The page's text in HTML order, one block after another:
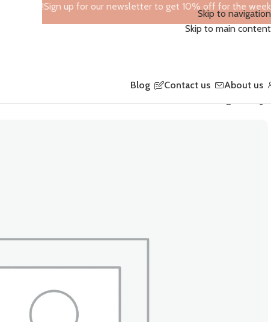
Skip to navigation
Skip to main content
About us
Contact us
Blog
Sign up for our newsletter to get 10% off for the week!